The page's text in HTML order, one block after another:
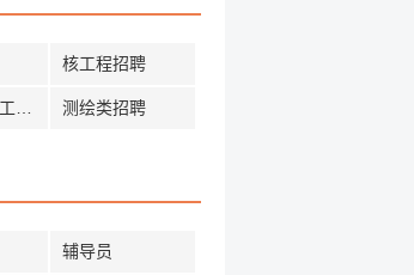
核工程招聘
测绘类招聘
辅导员